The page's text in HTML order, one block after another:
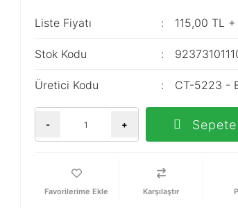
Liste Fiyatı 115,00 TL +
Stok Kodu
Üretici Kodu CT-5223 -
- +
Karşılaştır